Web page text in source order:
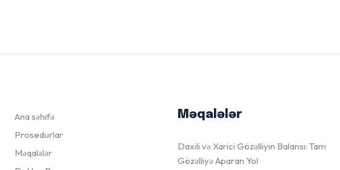
Ana səhifə
Prosedurlar
Məqalələr
Məqalələr
Daxili və Xarici Gözəlliyin Balansı: Tam
Gözəlliyə Aparan Yol